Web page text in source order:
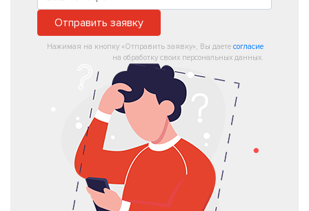
Отправить заявку
Нажимая на кнопку «Отправить заявку», Вы даете согласие
на обработку своих персональных данных.